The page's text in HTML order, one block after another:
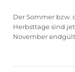
Der Sommer bzw.
Herbsttage sind
November